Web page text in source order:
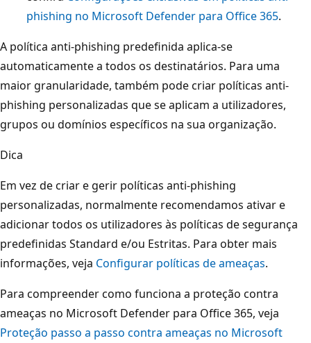
phishing no Microsoft Defender para Office 365.
A política anti-phishing predefinida aplica-se
automaticamente a todos os destinatários. Para uma
maior granularidade, também pode criar políticas anti-
phishing personalizadas que se aplicam a utilizadores,
grupos ou domínios específicos na sua organização.
Dica
Em vez de criar e gerir políticas anti-phishing
personalizadas, normalmente recomendamos ativar e
adicionar todos os utilizadores às políticas de segurança
predefinidas Standard e/ou Estritas. Para obter mais
informações, veja Configurar políticas de ameaças.
Para compreender como funciona a proteção contra
ameaças no Microsoft Defender para Office 365, veja
Proteção passo a passo contra ameaças no Microsoft